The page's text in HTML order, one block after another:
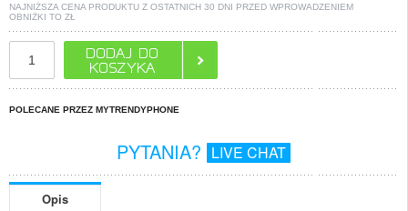
NAJNIŻSZA CENA PRODUKTU Z OSTATNICH 30 DNI PRZED WPROWADZENIEM
OBNIŻKI TO ZŁ
POLECANE PRZEZ MYTRENDYPHONE
PYTANIA? LIVE CHAT
Opis